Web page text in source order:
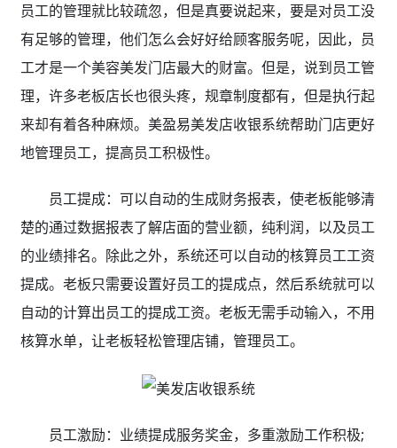
员工的管理就比较疏忽，但是真要说起来，要是对员工没
有足够的管理，他们怎么会好好给顾客服务呢，因此，员
工才是一个美容美发门店最大的财富。但是，说到员工管
理，许多老板店长也很头疼，规章制度都有，但是执行起
来却有着各种麻烦。美盈易美发店收银系统帮助门店更好
地管理员工，提高员工积极性。
员工提成：可以自动的生成财务报表，使老板能够清
楚的通过数据报表了解店面的营业额，纯利润，以及员工
的业绩排名。除此之外，系统还可以自动的核算员工工资
提成。老板只需要设置好员工的提成点，然后系统就可以
自动的计算出员工的提成工资。老板无需手动输入，不用
核算水单，让老板轻松管理店铺，管理员工。
员工激励：业绩提成服务奖金，多重激励工作积极;